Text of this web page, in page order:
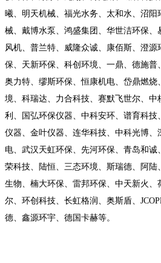
曦、明天机械、福光水务、太和水、沼
械、戴博水泵、鸿盛集团、华世洁环保
风机、普兰特、威隆众诚、康佰斯、澄源
保、天新环保、科创环境、一鼎、德施普
奥力特、缪斯环保、恒康机电、岱鼎燃
境、科瑞达、力合科技、赛默飞世尔、中
利、国弘环保仪器、中科安环、谱育科
仪器、金叶仪器、连华科技、中科光博、
电、武汉天虹环保、先河环保、青岛和
荣科技、陆恒、三态环境、斯瑞德、阿
生物、楠大环保、雷邦环保、中天新火、
尔、环创科技、长虹格润、奥斯盾、
德、鑫源环宇、德国卡赫等。